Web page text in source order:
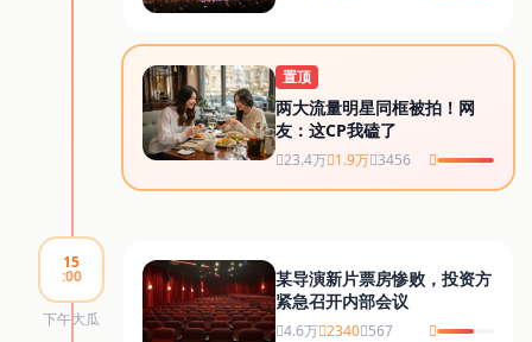
置顶
两大流量明星同框被拍！网
友：这CP我磕了
23.4万 1.9万 3456
15
:00
下午大瓜
某导演新片票房惨败，投资方
紧急召开内部会议
4.6万 2340 567